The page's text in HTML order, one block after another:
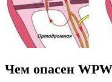
Чем опасен